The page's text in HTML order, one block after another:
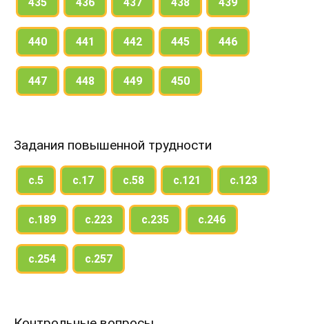
440 441 442 445 446
447 448 449 450
Задания повышенной трудности
с.5 с.17 с.58 с.121 с.123
с.189 с.223 с.235 с.246
с.254 с.257